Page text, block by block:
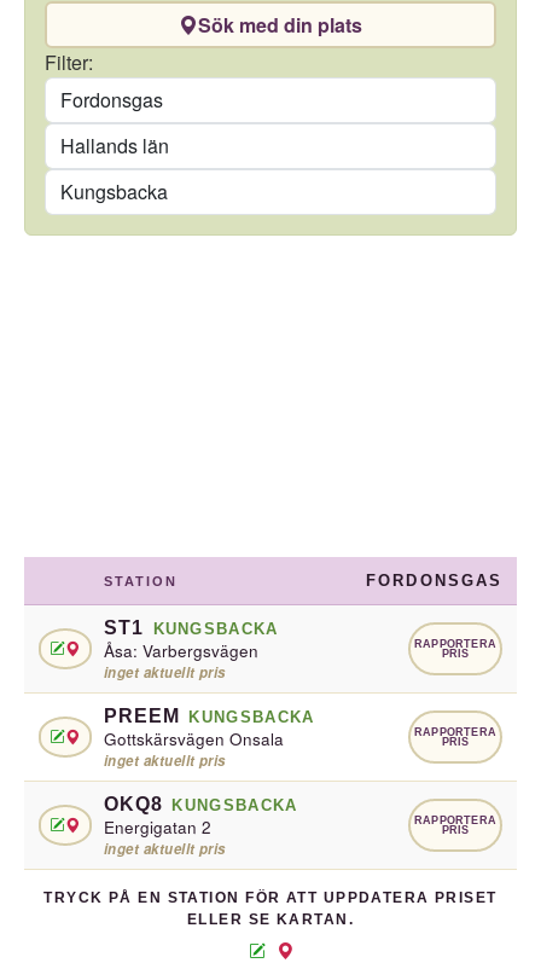
Sök med din plats
Filter:
Län
Kommun
STATION FORDONSGAS
ST1 KUNGSBACKA
Åsa: Varbergsvägen
inget aktuellt pris
RAPPORTERA
PRIS
PREEM KUNGSBACKA
Gottskärsvägen Onsala
inget aktuellt pris
RAPPORTERA
PRIS
OKQ8 KUNGSBACKA
Energigatan 2
inget aktuellt pris
RAPPORTERA
PRIS
TRYCK PÅ EN STATION FÖR ATT UPPDATERA PRISET
ELLER SE KARTAN.